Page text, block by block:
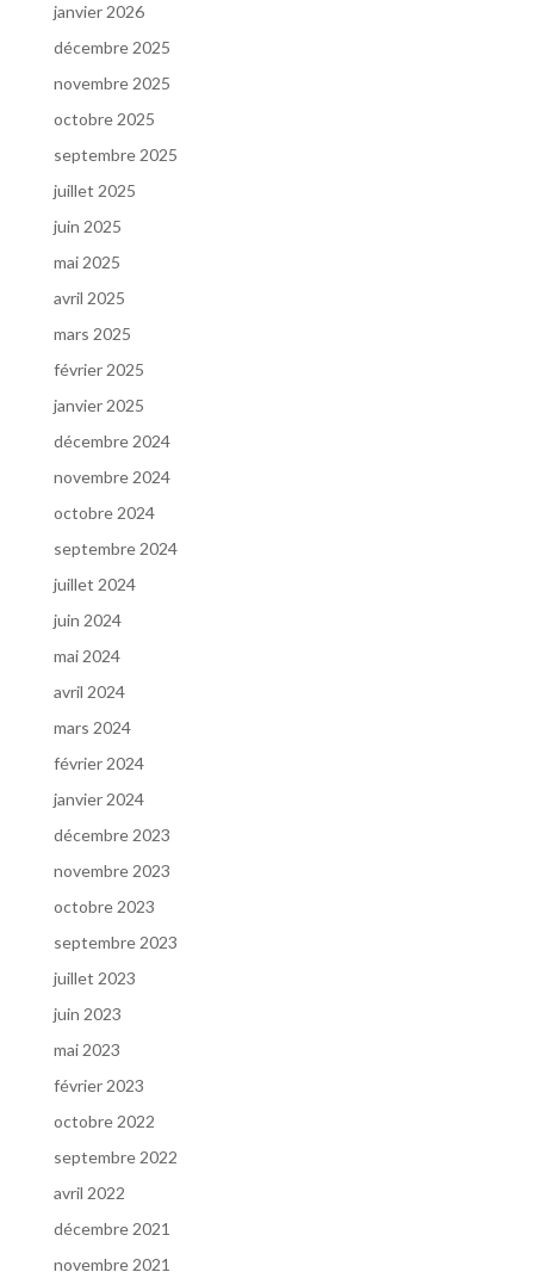
janvier 2026
décembre 2025
novembre 2025
octobre 2025
septembre 2025
juillet 2025
juin 2025
mai 2025
avril 2025
mars 2025
février 2025
janvier 2025
décembre 2024
novembre 2024
octobre 2024
septembre 2024
juillet 2024
juin 2024
mai 2024
avril 2024
mars 2024
février 2024
janvier 2024
décembre 2023
novembre 2023
octobre 2023
septembre 2023
juillet 2023
juin 2023
mai 2023
février 2023
octobre 2022
septembre 2022
avril 2022
décembre 2021
novembre 2021